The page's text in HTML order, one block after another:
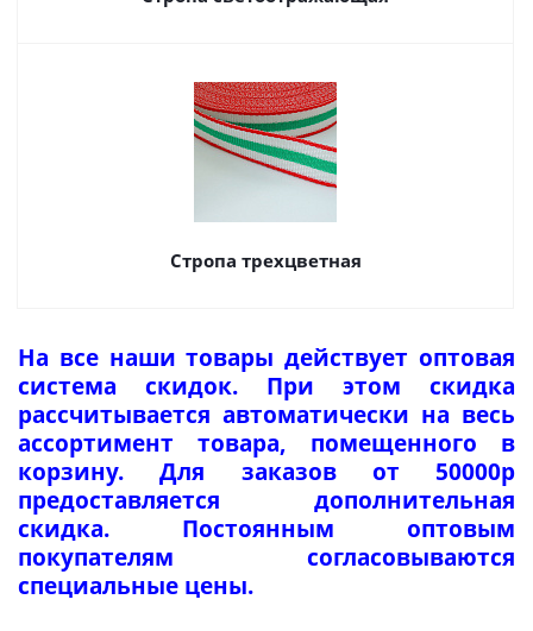
Стропа трехцветная
На все наши товары действует оптовая
система скидок. При этом скидка
рассчитывается автоматически на весь
ассортимент товара, помещенного в
корзину. Для заказов от 50000р
предоставляется дополнительная
скидка. Постоянным оптовым
покупателям согласовываются
специальные цены.